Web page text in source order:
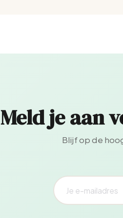
Meld je aan
Blijf op de